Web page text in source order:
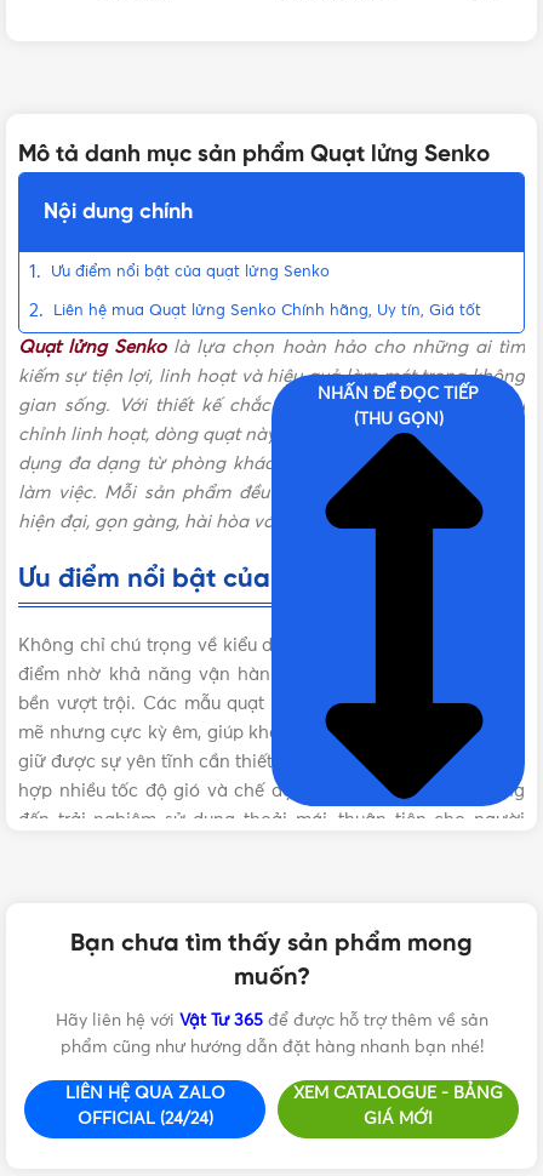
Mô tả danh mục sản phẩm Quạt lửng Senko
Nội dung chính
Ưu điểm nổi bật của quạt lửng Senko
Liên hệ mua Quạt lửng Senko Chính hãng, Uy tín, Giá tốt
Quạt lửng Senkolà lựa chọn hoàn hảo cho những ai tìm
kiếm sự tiện lợi, linh hoạt và hiệu quả làm mát trong không
gian sống. Với thiết kế chắc chắn, chiều cao có thể điều
chỉnh linh hoạt, dòng quạt này dễ dàng đáp ứng nhu cầu sử
dụng đa dạng từ phòng khách, phòng ngủ đến văn phòng
làm việc. Mỗi sản phẩm đều mang đậm dấu ấn thẩm mỹ
hiện đại, gọn gàng, hài hòa với mọi phong cách nội thất.
Ưu điểm nổi bật của quạt lửng Senko
Không chỉ chú trọng về kiểu dáng, quạt lửng Senko còn ghi
điểm nhờ khả năng vận hành êm ái, tiết kiệm điện và độ
bền vượt trội. Các mẫu quạt được trang bị động cơ mạnh
mẽ nhưng cực kỳ êm, giúp không gian luôn mát mẻ mà vẫn
giữ được sự yên tĩnh cần thiết. Senko còn rất tinh tế khi tích
hợp nhiều tốc độ gió và chế độ điều chỉnh dễ dàng, mang
đến trải nghiệm sử dụng thoải mái, thuận tiện cho người
việc bạn đang đầu tư vào sự an tâm dài lâu. Từng chi tiết
đều được Senko chăm chút kỹ lưỡng, từ chất liệu cao cấp
đến hệ thống bảo vệ an toàn điện, cam kết mang đến cho
người dùng sản phẩm bền bỉ và đáng tin cậy trong suốt quá
trình sử dụng. Chính sự khác biệt này đã giúp Senko trở
thành thương hiệu quạt điện hàng đầu được hàng triệu gia
đình Việt tin chọn.
NHẤN ĐỂ ĐỌC TIẾP
(THU GỌN)
Bạn chưa tìm thấy sản phẩm mong
muốn?
Hãy liên hệ với Vật Tư 365để được hỗ trợ thêm về sản
phẩm cũng như hướng dẫn đặt hàng nhanh bạn nhé!
LIÊN HỆ QUA ZALO
OFFICIAL (24/24)
XEM CATALOGUE - BẢNG
GIÁ MỚI